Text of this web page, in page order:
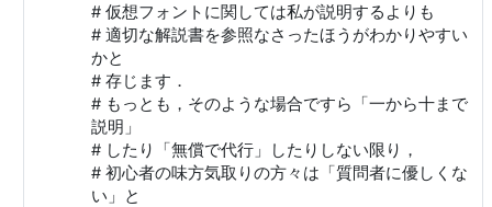
# 仮想フォントに関しては私が説明するよりも
# 適切な解説書を参照なさったほうがわかりやすい
かと
# 存じます．
# もっとも，そのような場合ですら「一から十まで
説明」
# したり「無償で代行」したりしない限り，
# 初心者の味方気取りの方々は「質問者に優しくな
い」と